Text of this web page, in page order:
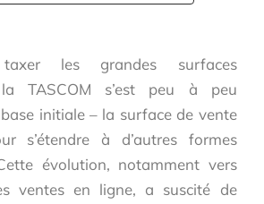
les grandes surfaces
la TASCOM s’est peu à peu
initiale – la surface de vente
s’étendre à d’autres formes
évolution, notamment vers
ventes en ligne, a suscité de